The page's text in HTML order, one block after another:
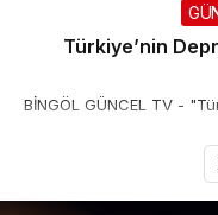
Türkiye’nin
BİNGÖL GÜNCEL TV -